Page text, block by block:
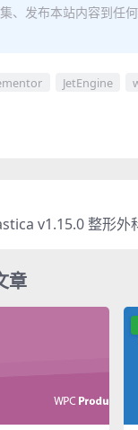
、发布本站内容到任
JetEngine
v1.15.0 整形外
章